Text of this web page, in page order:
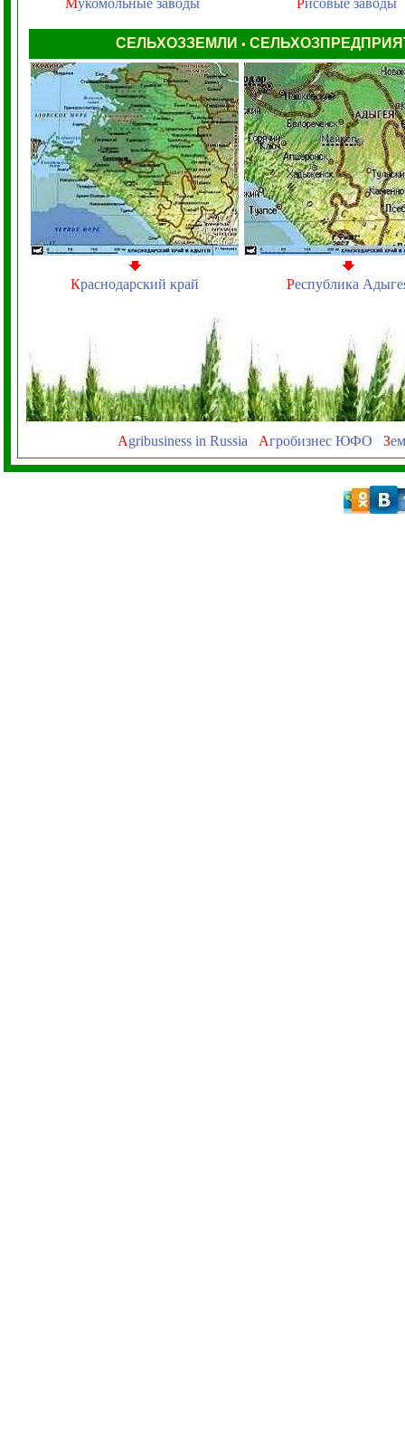
Мукомольные заводы Рисовые заводы
СЕЛЬХОЗЗЕМЛИ •
Краснодарский край Республика
Agribusiness in Russia Агробизнес ЮФО З